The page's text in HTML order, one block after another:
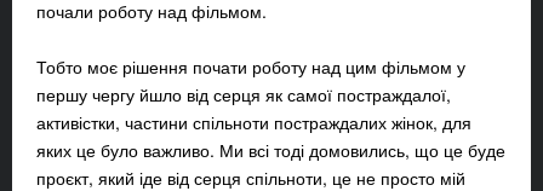
почали роботу над фільмом.
Тобто моє рішення почати роботу над цим фільмом у
першу чергу йшло від серця як самої постраждалої,
активістки, частини спільноти постраждалих жінок, для
яких це було важливо. Ми всі тоді домовились, що це буде
проєкт, який іде від серця спільноти, це не просто мій